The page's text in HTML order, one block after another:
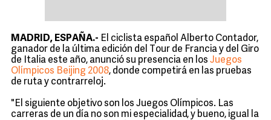
MADRID, ESPAÑA.- El ciclista español Alberto Contador,
ganador de la última edición del Tour de Francia y del Giro
de Italia este año, anunció su presencia en los Juegos
Olímpicos Beijing 2008, donde competirá en las pruebas
de ruta y contrarreloj.
"El siguiente objetivo son los Juegos Olímpicos. Las
carreras de un día no son mi especialidad, y bueno, igual la